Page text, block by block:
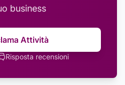
business
Attività
Risposta recensioni